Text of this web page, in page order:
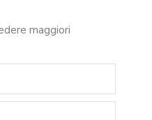
maggiori